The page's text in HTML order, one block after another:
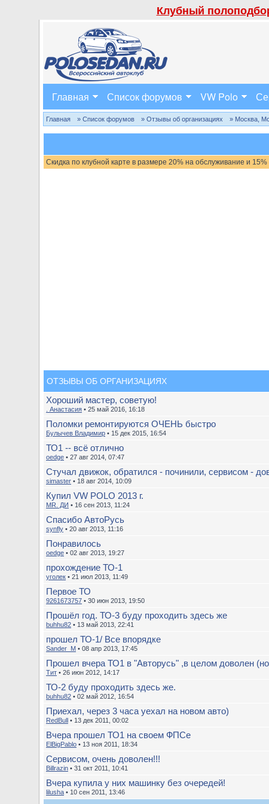
Клубный
Главная Список форумов VW Polo
Главная » Список форумов » Отзывы об организациях » Москва,
Скидка по клубной карте в размере 20% на обслуживание и
ОТЗЫВЫ ОБ ОРГАНИЗАЦИЯХ
Хороший мастер, советую!
. Анастасия • 25 май 2016, 16:18
Поломки ремонтируются ОЧЕНЬ быстро
Булычев Владимир • 15 дек 2015, 16:54
ТО1 -- всё отлично
oedge • 27 авг 2014, 07:47
Стучал движок, обратился - починили, сервисом -
simaster • 18 авг 2014, 10:09
Купил VW POLO 2013 г.
MR. ДИ • 16 сен 2013, 11:24
Спасибо АвтоРусь
synfly • 20 авг 2013, 11:16
Понравилось
oedge • 02 авг 2013, 19:27
прохождение ТО-1
уголек • 21 июл 2013, 11:49
Первое ТО
9261673757 • 30 июн 2013, 19:50
Прошёл год. ТО-3 буду проходить здесь же
buhhu82 • 13 май 2013, 22:41
прошел ТО-1/ Все впорядке
Sander_M • 08 апр 2013, 17:45
Прошел вчера ТО1 в "Авторусь" ,в целом доволен
Тит • 26 июн 2012, 14:17
ТО-2 буду проходить здесь же.
buhhu82 • 02 май 2012, 16:54
Приехал, через 3 часа уехал на новом авто)
RedBull • 13 дек 2011, 00:02
Вчера прошел ТО1 на своем ФПСе
ElBigPablo • 13 ноя 2011, 18:34
Сервисом, очень доволен!!!
Billrazin • 31 окт 2011, 10:41
Вчера купила у них машинку без очередей!
lilusha • 10 сен 2011, 13:46